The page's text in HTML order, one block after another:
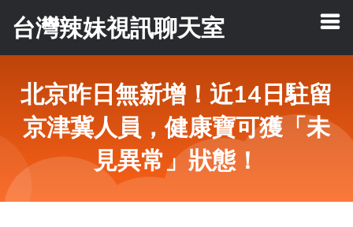
台灣辣妹視訊聊天室
北京昨日無新增！近14日駐留
京津冀人員，健康寶可獲「未
見異常」狀態！